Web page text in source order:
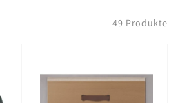
49 Produkte